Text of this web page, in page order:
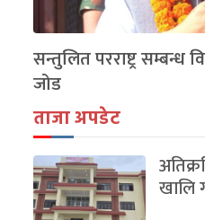
सन्तुलित परराष्ट्र सम्बन्ध
जोड
ताजा अपडेट
खालि